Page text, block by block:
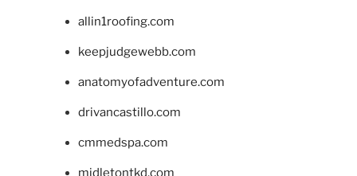
allin1roofing.com
keepjudgewebb.com
anatomyofadventure.com
drivancastillo.com
cmmedspa.com
midletontkd.com